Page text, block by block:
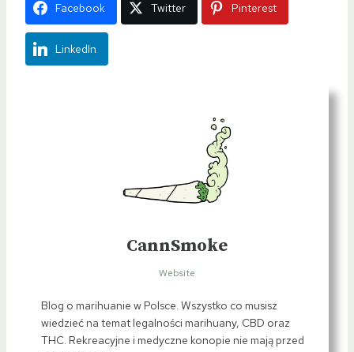
Facebook Twitter Pinterest
LinkedIn
CannSmoke
Website
Blog o marihuanie w Polsce. Wszystko co musisz
wiedzieć na temat legalności marihuany, CBD oraz
THC. Rekreacyjne i medyczne konopie nie mają przed